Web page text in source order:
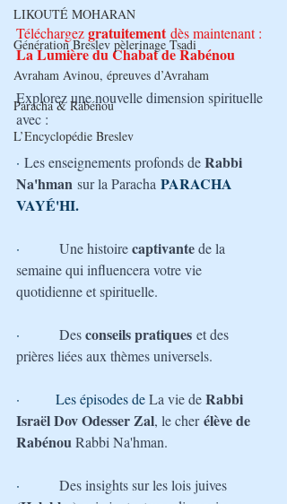
LIKOUTÉ MOHARAN
Génération Breslev pèlerinage Tsadi
Avraham Avinou, épreuves d’Avraham
Paracha & Rabénou
L’Encyclopédie Breslev
Téléchargez gratuitement dès maintenant :
La Lumière du Chabat de Rabénou
Explorez une nouvelle dimension spirituelle
avec :
· Les enseignements profonds de Rabbi
Na'hman sur la Paracha PARACHA
VAYÉ'HI.
· Une histoire captivante de la
semaine qui influencera votre vie
quotidienne et spirituelle.
· Des conseils pratiques et des
prières liées aux thèmes universels.
·        Les épisodes de La vie de Rabbi
Israël Dov Odesser Zal, le cher élève de
Rabénou Rabbi Na'hman.
· Des insights sur les lois juives